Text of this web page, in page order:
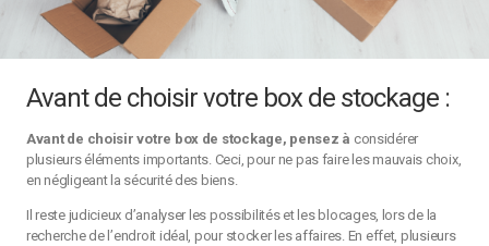
Avant de choisir votre box de stockage :
Avant de choisir votre box de stockage, pensez à considérer
plusieurs éléments importants. Ceci, pour ne pas faire les mauvais choix,
en négligeant la sécurité des biens.
Il reste judicieux d’analyser les possibilités et les blocages, lors de la
recherche de l’endroit idéal, pour stocker les affaires. En effet, plusieurs